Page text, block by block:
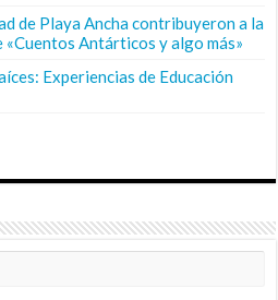
de Playa Ancha contribuyeron a la
Antárticos y algo más»
Experiencias de Educación